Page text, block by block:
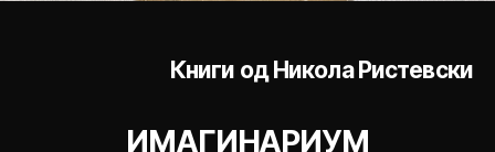
Книги од Никола Ристевски
ИМАГИНАРИУМ